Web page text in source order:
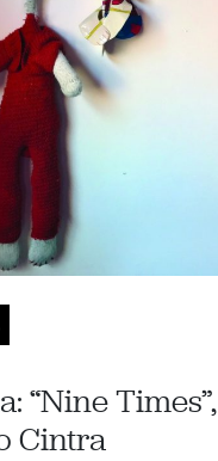
“Nine Times”,
Cintra